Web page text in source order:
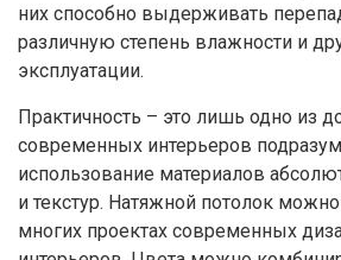
них способно выдерживать
различную степень влажности и
эксплуатации.
Практичность – это лишь одно из
современных интерьеров
использование материалов
и текстур. Натяжной потолок
многих проектах современных